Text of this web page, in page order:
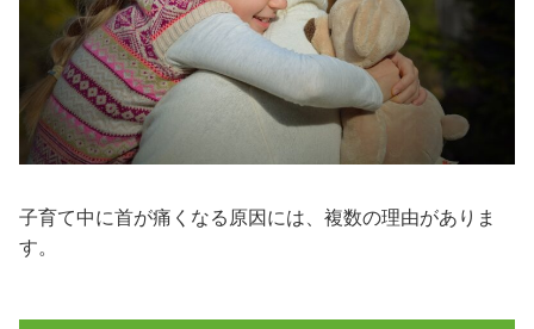
子育て中に首が痛くなる原因には、複数の理由がありま
す。